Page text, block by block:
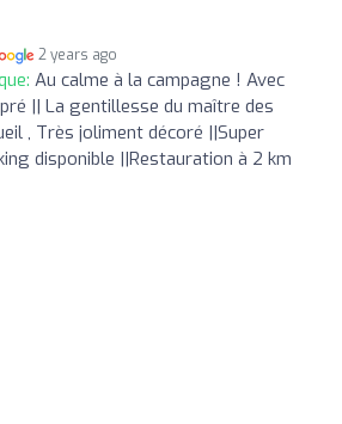
2 years ago
Au calme à la campagne ! Avec
|| La gentillesse du maître des
, Très joliment décoré ||Super
disponible ||Restauration à 2 km